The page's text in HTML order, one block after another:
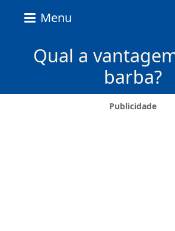
Content Menu
Qual a
barba?